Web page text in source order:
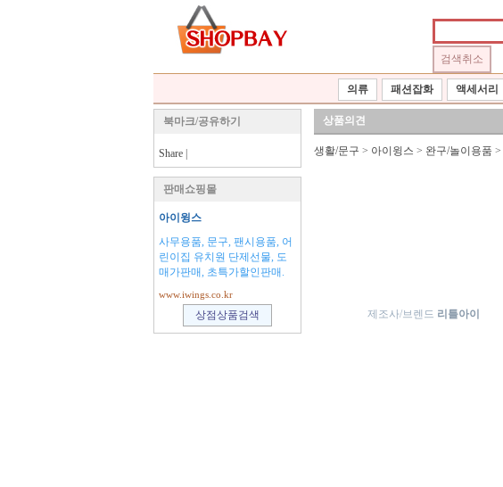
의류 패션잡화 액세서리
북마크/공유하기
Share
판매쇼핑몰
아이윙스
사무용품, 문구, 팬시용품, 어
린이집 유치원 단제선물, 도
매가판매, 초특가할인판매.
www.iwings.co.kr
상품의견
생활/문구 > 아이윙스 > 완구/놀이용품 >
제조사/브렌드 리틀아이